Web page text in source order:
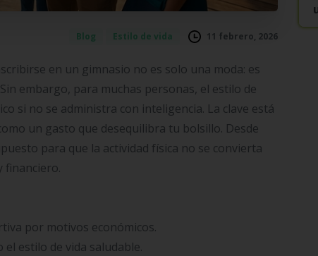
Blog Estilo de vida 11 febrero, 2026
en un gimnasio no es solo una moda: es
embargo, para muchas personas, el estilo de
si no se administra con inteligencia. La clave está
un gasto que desequilibra tu bolsillo. Desde
para que la actividad física no se convierta
financiero.
por motivos económicos.
estilo de vida saludable.